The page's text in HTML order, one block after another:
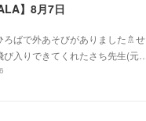
】8月7日
ろばで外あそびがありました🚿せ
入りできてくれたさち先生(元…